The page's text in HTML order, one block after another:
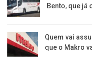
Bento, que já
Quem vai
que o Makro